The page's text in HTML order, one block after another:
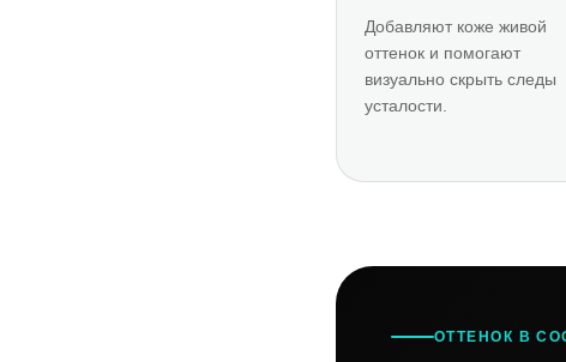
Добавляют коже живой
оттенок и помогают
визуально скрыть следы
усталости.
ОТТЕНОК В